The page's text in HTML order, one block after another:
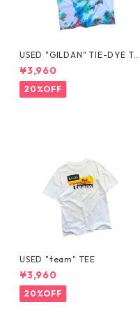
USED "GILDAN" TIE-DYE TE
E
¥3,960
20%OFF
USED "team" TEE
¥3,960
20%OFF